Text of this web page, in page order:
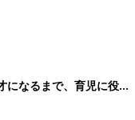
なるまで、育児に役立